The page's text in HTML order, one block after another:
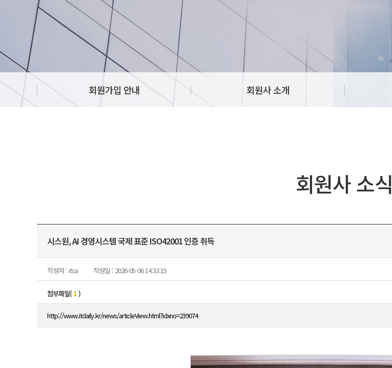
회원가입 안내 회원사 소개
회원사 소식
시스원, AI 경영시스템 국제 표준 ISO42001 인증 취득
작성자 : itsa 작성일 : 2026-05-06 14:33:15
첨부파일( 1 )
http://www.itdaily.kr/news/articleView.html?idxno=239074